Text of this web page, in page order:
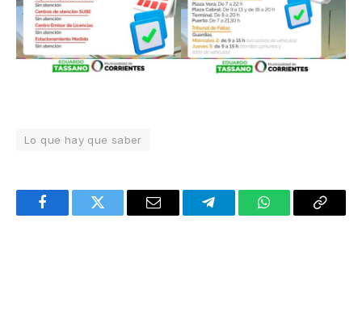
Lo que hay que saber
FacebookTwitter Email TelegramWhatsAppCopy